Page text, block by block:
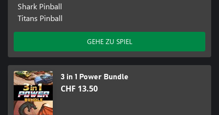
Shark Pinball
Titans Pinball
GEHE ZU SPIEL
3 in 1 Power Bundle
CHF 13.50